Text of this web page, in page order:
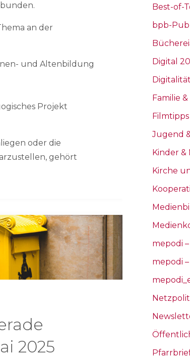
an der
und Altenbildung
Projekt
oder die
gehört
2025
Best-of-
bpb-
Digital
Familie
Filmtipps
Jugend
Kinder &
Kirche
mepodi
mepodi